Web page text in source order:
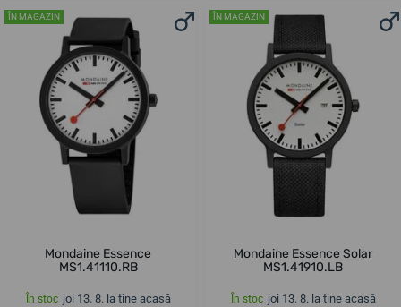
ÎN MAGAZIN
Mondaine Essence
MS1.41110.RB
În stoc joi 13. 8. la tine acasă
ÎN MAGAZIN
Mondaine Essence Solar
MS1.41910.LB
În stoc joi 13. 8. la tine acasă